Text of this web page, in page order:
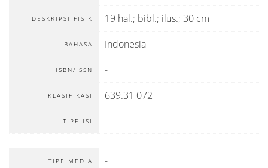
DESKRIPSI FISIK 19 hal.; bibl.; ilus.; 30 cm
BAHASA Indonesia
ISBN/ISSN -
KLASIFIKASI 639.31 072
TIPE ISI -
TIPE MEDIA -